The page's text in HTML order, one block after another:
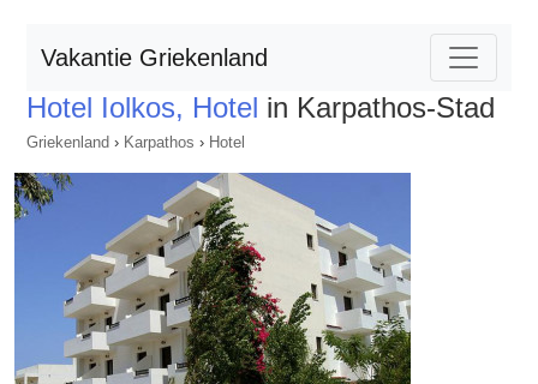
Vakantie Griekenland
Hotel Iolkos, Hotel in Karpathos-Stad
Griekenland › Karpathos › Hotel